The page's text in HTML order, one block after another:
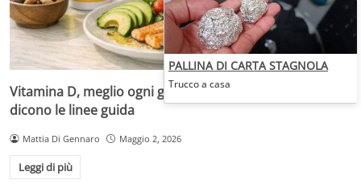
Vitamina D, meglio ogni giorno o a boli mensili? Cosa
dicono le linee guida
Mattia Di Gennaro Maggio 2, 2026
Leggi di più
PALLINA DI CARTA STAGNOLA
Trucco a casa